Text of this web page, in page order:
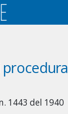
1443 del 1940